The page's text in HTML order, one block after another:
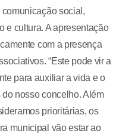
social,
e cultura. A apresentação
com a presença
“Este pode vir a
para auxiliar a vida e o
nosso concelho. Além
prioritárias, os
municipal vão estar ao